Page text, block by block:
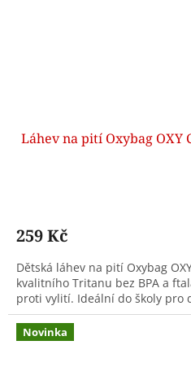
Láhev na pití Oxybag OXY
259 Kč
Dětská láhev na pití Oxybag
kvalitního Tritanu bez BPA a
proti vylití. Ideální do školy pro
Novinka